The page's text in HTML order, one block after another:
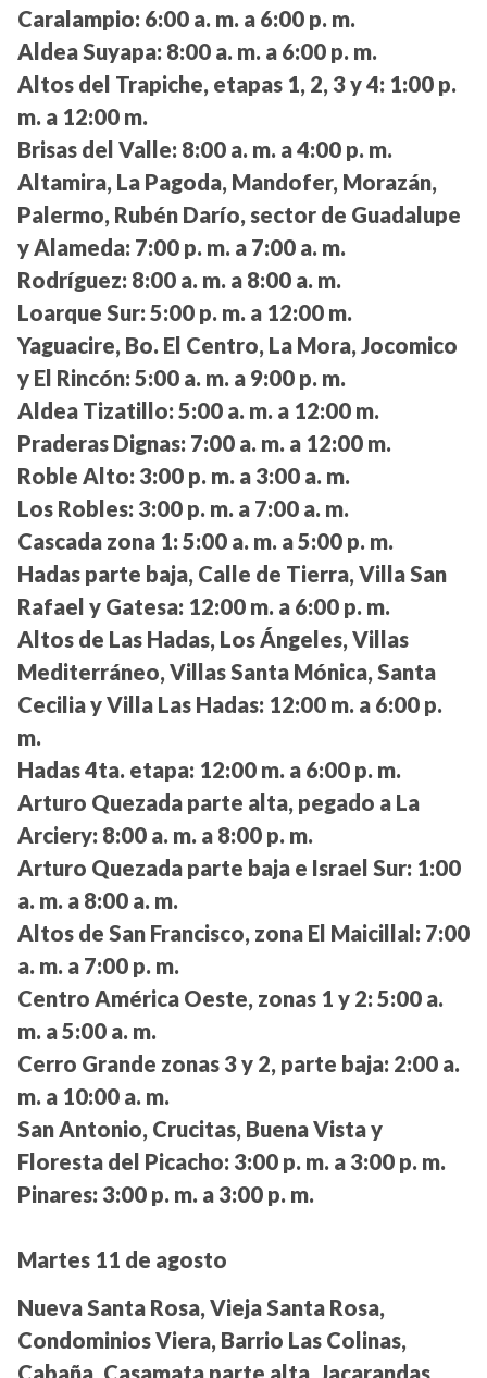
Caralampio: 6:00 a. m. a 6:00 p. m.
Aldea Suyapa: 8:00 a. m. a 6:00 p. m.
Altos del Trapiche, etapas 1, 2, 3 y 4: 1:00 p.
m. a 12:00 m.
Brisas del Valle: 8:00 a. m. a 4:00 p. m.
Altamira, La Pagoda, Mandofer, Morazán,
Palermo, Rubén Darío, sector de Guadalupe
y Alameda: 7:00 p. m. a 7:00 a. m.
Rodríguez: 8:00 a. m. a 8:00 a. m.
Loarque Sur: 5:00 p. m. a 12:00 m.
Yaguacire, Bo. El Centro, La Mora, Jocomico
y El Rincón: 5:00 a. m. a 9:00 p. m.
Aldea Tizatillo: 5:00 a. m. a 12:00 m.
Praderas Dignas: 7:00 a. m. a 12:00 m.
Roble Alto: 3:00 p. m. a 3:00 a. m.
Los Robles: 3:00 p. m. a 7:00 a. m.
Cascada zona 1: 5:00 a. m. a 5:00 p. m.
Hadas parte baja, Calle de Tierra, Villa San
Rafael y Gatesa: 12:00 m. a 6:00 p. m.
Altos de Las Hadas, Los Ángeles, Villas
Mediterráneo, Villas Santa Mónica, Santa
Cecilia y Villa Las Hadas: 12:00 m. a 6:00 p.
m.
Hadas 4ta. etapa: 12:00 m. a 6:00 p. m.
Arturo Quezada parte alta, pegado a La
Arciery: 8:00 a. m. a 8:00 p. m.
Arturo Quezada parte baja e Israel Sur: 1:00
a. m. a 8:00 a. m.
Altos de San Francisco, zona El Maicillal: 7:00
a. m. a 7:00 p. m.
Centro América Oeste, zonas 1 y 2: 5:00 a.
m. a 5:00 a. m.
Cerro Grande zonas 3 y 2, parte baja: 2:00 a.
m. a 10:00 a. m.
San Antonio, Crucitas, Buena Vista y
Floresta del Picacho: 3:00 p. m. a 3:00 p. m.
Pinares: 3:00 p. m. a 3:00 p. m.
Martes 11 de agosto
Nueva Santa Rosa, Vieja Santa Rosa,
Condominios Viera, Barrio Las Colinas,
Cabaña, Casamata parte alta, Jacarandas,